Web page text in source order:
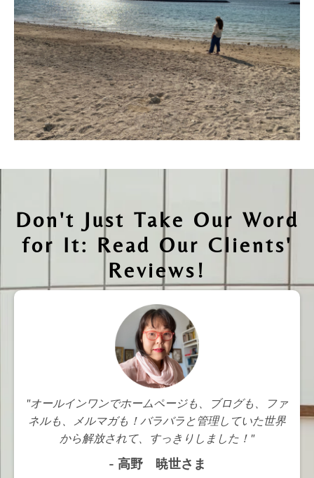
Don't Just Take Our Word
for It: Read Our Clients'
Reviews!
"オールインワンでホームページも、ブログも、ファ
ネルも、メルマガも！バラバラと管理していた世界
から解放されて、すっきりしました！"
- 高野 暁世さま